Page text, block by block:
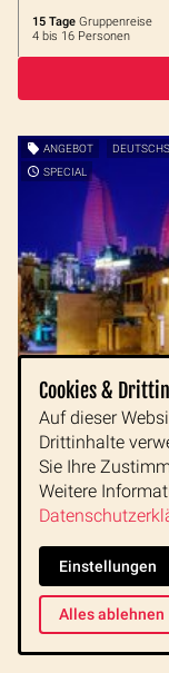
15 Tage Gruppenreise
4 bis 16 Personen
ANGEBOT
SPECIAL
Überraschendes
Kulinarischer
20.Okt - 27.Okt
faszinierende
zahlreiche
8 TageGruppe oder Privat
8 bis 16 Personen
Cookies &
Auf dieser
Drittinhalte
Sie Ihre
Weitere
Einstellungen
Alles ablehnen